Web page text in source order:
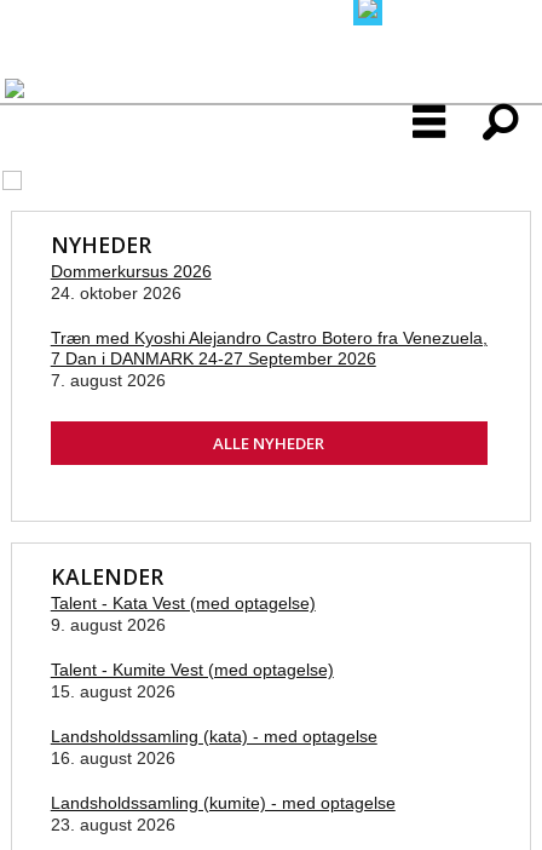
NYHEDER
Dommerkursus 2026
24. oktober 2026
Træn med Kyoshi Alejandro Castro Botero fra Venezuela,
7 Dan i DANMARK 24-27 September 2026
7. august 2026
ALLE NYHEDER
KALENDER
Talent - Kata Vest (med optagelse)
9. august 2026
Talent - Kumite Vest (med optagelse)
15. august 2026
Landsholdssamling (kata) - med optagelse
16. august 2026
Landsholdssamling (kumite) - med optagelse
23. august 2026